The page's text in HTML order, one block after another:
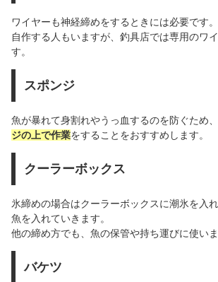
ワイヤーも神経締めをするときには必要です。
自作する人もいますが、釣具店では専用のワ
す。
スポンジ
魚が暴れて身割れやうっ血するのを防ぐため
ジの上で作業をすることをおすすめします。
クーラーボックス
氷締めの場合はクーラーボックスに潮氷を入
魚を入れていきます。
他の締め方でも、魚の保管や持ち運びに使いま
バケツ